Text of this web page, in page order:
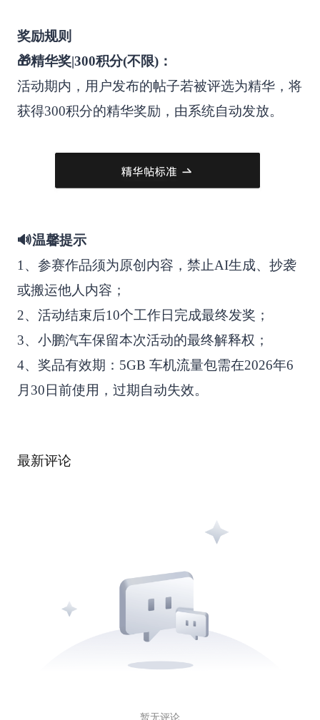
奖励规则
🎁精华奖|300积分(不限)：
活动期内，用户发布的帖子若被评选为精华，将
获得300积分的精华奖励，由系统自动发放。
🔊温馨提示
1、参赛作品须为原创内容，禁止AI生成、抄袭
或搬运他人内容；
2、活动结束后10个工作日完成最终发奖；
3、小鹏汽车保留本次活动的最终解释权；
4、奖品有效期：5GB 车机流量包需在2026年6
月30日前使用，过期自动失效。
最新评论
暂无评论